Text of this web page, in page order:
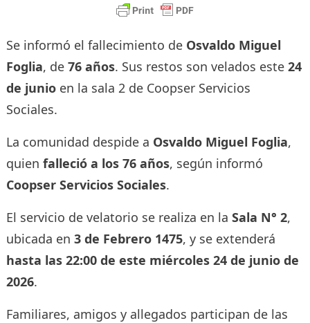
Se informó el fallecimiento de Osvaldo Miguel
Foglia, de 76 años. Sus restos son velados este 24
de junioen la sala 2 de Coopser Servicios
Sociales.
La comunidad despide a Osvaldo Miguel Foglia,
quien falleció a los 76 años, según informó
Coopser Servicios Sociales.
El servicio de velatorio se realiza en la Sala N° 2,
ubicada en 3 de Febrero 1475, y se extenderá
hasta las 22:00 de este miércoles 24 de junio de
2026.
Familiares, amigos y allegados participan de las